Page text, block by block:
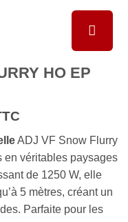
à la liste
HO EP
ADJ VF Snow Flurry
en véritables paysages
de 1250 W, elle
5 mètres, créant un
Parfaite pour les